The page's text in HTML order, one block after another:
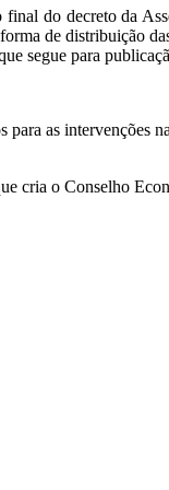
do decreto da
de distribuição
segue para
as intervenções
cria o Conselho